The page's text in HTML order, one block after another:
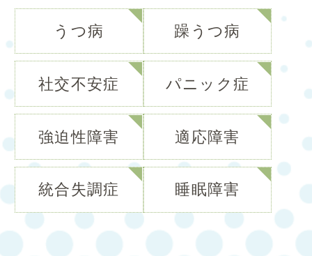
歌手の星野源さんのエッセイに書いてあるの
ですが、彼はツアー前とツアー後の自分との
間で、心のなかでキャッチボー…
うつ病 躁うつ病
社交不安症 パニック症
強迫性障害 適応障害
統合失調症 睡眠障害